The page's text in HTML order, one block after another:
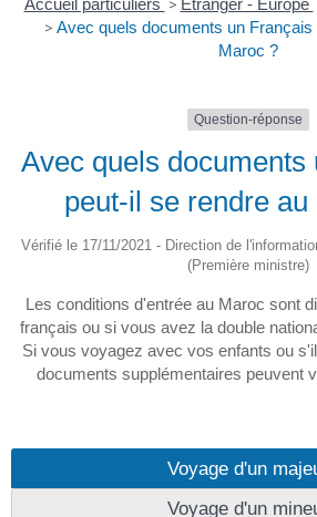
Accueil particuliers > Étranger - Europe
> Avec quels documents un Français
Maroc ?
Question-réponse
Avec quels documents
peut-il se rendre au
Vérifié le 17/11/2021 - Direction de
(Première ministre)
Les conditions d'entrée au Maroc sont
français ou si vous avez la double
Si vous voyagez avec vos enfants ou
documents supplémentaires peuvent
Voyage d'un
Voyage d'un